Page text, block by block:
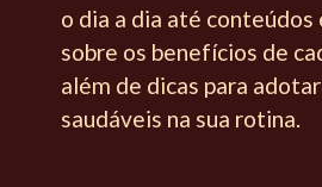
o dia a dia até
sobre os benefícios de
além de dicas para
saudáveis na sua rotina.